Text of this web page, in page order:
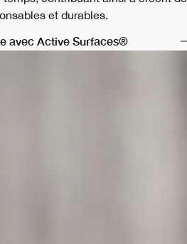
et durables.
avec Active Surfaces®